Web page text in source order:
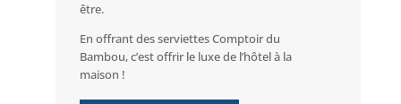
être.
En offrant des serviettes Comptoir du
Bambou, c’est offrir le luxe de l’hôtel à la
maison !